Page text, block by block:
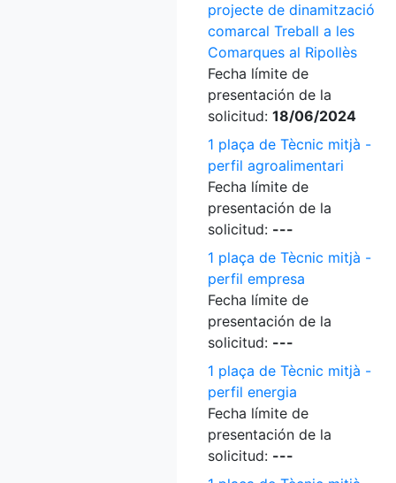
projecte de dinamització
comarcal Treball a les
Comarques al Ripollès
Fecha límite de
presentación de la
solicitud: 18/06/2024
1 plaça de Tècnic mitjà -
perfil agroalimentari
Fecha límite de
presentación de la
solicitud: ---
1 plaça de Tècnic mitjà -
perfil empresa
Fecha límite de
presentación de la
solicitud: ---
1 plaça de Tècnic mitjà -
perfil energia
Fecha límite de
presentación de la
solicitud: ---